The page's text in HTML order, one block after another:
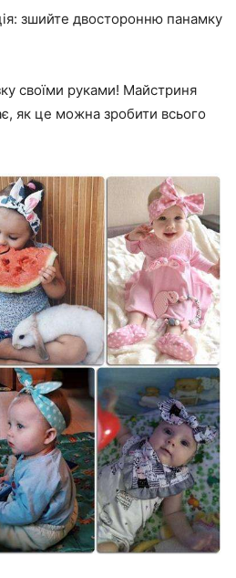
зшийте двосторонню панамку
своїми руками! Майстриня
як це можна зробити всього